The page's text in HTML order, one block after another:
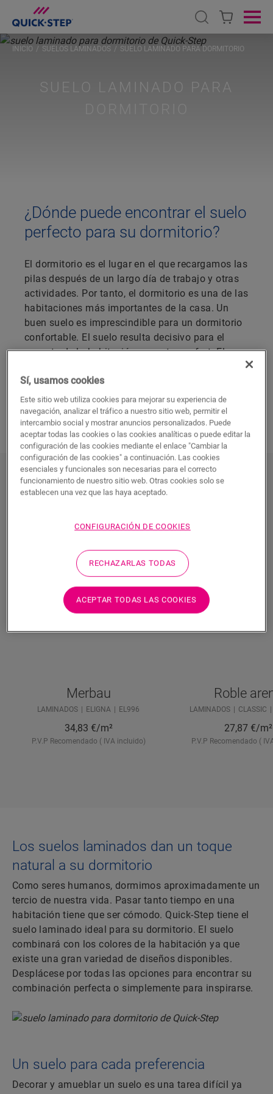
Open search
SUELO LAMINADO PARA
INICIO SUELOS LAMINADOS SUELO LAMINADO PARA DORMITORIO
¿Dónde puede encontrar el suelo
perfecto para su dormitorio?
El dormitorio es el lugar en el que recargamos las
pilas después de un largo día de trabajo y otras
actividades. Por tanto, el dormitorio es una de las
habitaciones más importantes de la casa. Un
buen suelo es imprescindible para un dormitorio
confortable. El suelo resulta decisivo para el
aspecto de la habitación y aporta confort. El
la calidad que busca.
DESCUBRA TODOS NUESTROS SUELOS
LAMINADOS PARA DORMITORIO
VER TODOS LOS SUELOS
LAMINADOS PARA DORMITORIO
Merbau
LAMINADOS ELIGNA EL996
34,83 €/m²
P.V.P Recomendado ( IVA incluido)
Roble
LAMINADOS CLASSIC
27,87 €/m²
P.V.P Recomendado (
Los suelos laminados dan un toque
natural a su dormitorio
Como seres humanos, dormimos aproximadamente un
tercio de nuestra vida. Pasar tanto tiempo en una
habitación tiene que ser cómodo. Quick-Step tiene el
suelo laminado ideal para su dormitorio. El suelo
combinará con los colores de la habitación ya que
existe una gran variedad de diseños disponibles.
Desplácese por todas las opciones para encontrar su
combinación perfecta o simplemente para inspirarse.
Un suelo para cada preferencia
Decorar y amueblar un suelo es una tarea difícil ya
Sí, usamos cookies
Este sitio web utiliza cookies para mejorar su experiencia de
navegación, analizar el tráfico a nuestro sitio web, permitir el
intercambio social y mostrar anuncios personalizados. Puede
aceptar todas las cookies o las cookies analíticas o puede editar la
configuración de las cookies mediante el enlace "Cambiar la
configuración de las cookies" a continuación. Las cookies
esenciales y funcionales son necesarias para el correcto
funcionamiento de nuestro sitio web. Otras cookies solo se
establecen una vez que las haya aceptado.
CONFIGURACIÓN DE COOKIES
RECHAZARLAS TODAS
ACEPTAR TODAS LAS COOKIES